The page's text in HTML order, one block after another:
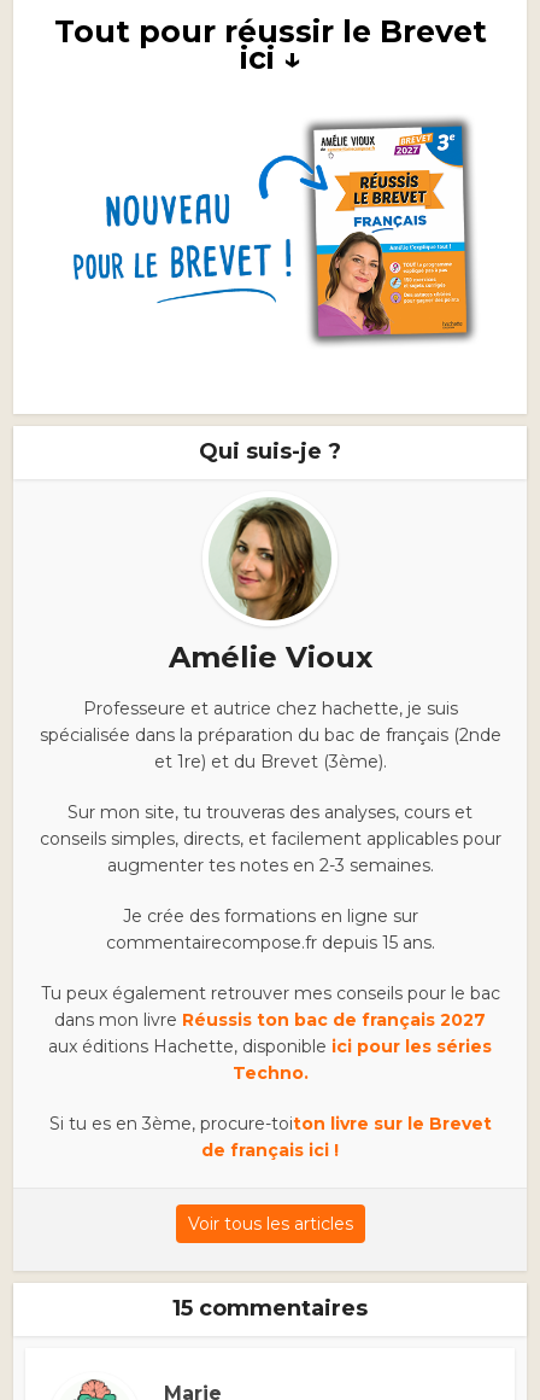
Tout pour réussir le Brevet
ici ↓
Qui suis-je ?
Amélie Vioux
Professeure et autrice chez hachette, je suis
spécialisée dans la préparation du bac de français (2nde
et 1re) et du Brevet (3ème).
Sur mon site, tu trouveras des analyses, cours et
conseils simples, directs, et facilement applicables pour
augmenter tes notes en 2-3 semaines.
Je crée des formations en ligne sur
commentairecompose.fr depuis 15 ans.
Tu peux également retrouver mes conseils pour le bac
dans mon livre Réussis ton bac de français 2027
aux éditions Hachette, disponible ici pour les séries
Techno.
Si tu es en 3ème, procure-toiton livre sur le Brevet
de français ici !
Voir tous les articles
15 commentaires
Marie